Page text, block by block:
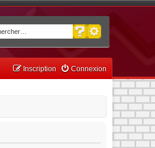
Rechercher
Recherche avancée
Connexion
Inscription